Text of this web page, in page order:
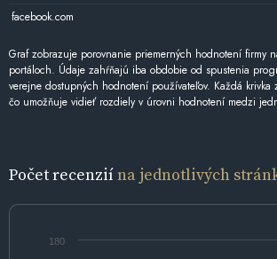
facebook.com
Graf zobrazuje porovnanie priemerných hodnotení firmy
portáloch. Údaje zahŕňajú iba obdobie od spustenia
verejne dostupných hodnotení používateľov. Každá krivka
čo umožňuje vidieť rozdiely v úrovni hodnotení medzi
Počet recenziína jednotlivých
180